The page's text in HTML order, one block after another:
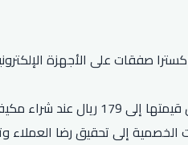
ثلاث دفعات عند الدفع بـ تمارا.
إلى تحقيق رضا العملاء